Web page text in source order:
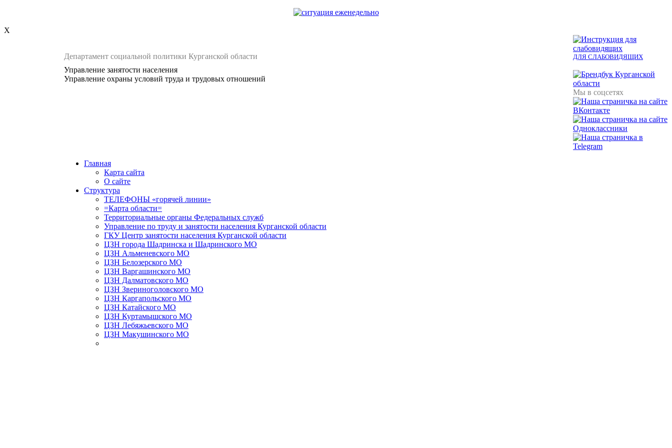
X
Департамент социальной политики Курганской области ДЛЯ СЛАБОВИДЯЩИХ
Управление занятости населения
Управление охраны условий труда и трудовых отношений
Мы в соцсетях
Главная
Карта сайта
О сайте
Структура
ТЕЛЕФОНЫ «горячей линии»
=Карта области=
Территориальные органы Федеральных служб
Управление по труду и занятости населения Курганской области
ГКУ Центр занятости населения Курганской области
ЦЗН города Шадринска и Шадринского МО
ЦЗН Альменевского МО
ЦЗН Белозерского МО
ЦЗН Варгашинского МО
ЦЗН Далматовского МО
ЦЗН Звериноголовского МО
ЦЗН Каргапольского МО
ЦЗН Катайского МО
ЦЗН Куртамышского МО
ЦЗН Лебяжьевского МО
ЦЗН Макушинского МО